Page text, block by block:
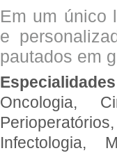
Em um único
e
pautados em
Oncologia,
Infectologia,